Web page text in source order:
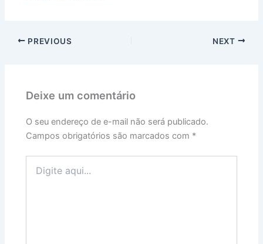
PREVIOUS NEXT
Deixe um comentário
O seu endereço de e-mail não será publicado.
Campos obrigatórios são marcados com *
aqui...